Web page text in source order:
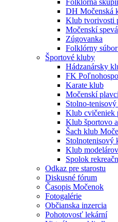
Folklórna
DH Močenská
Klub tvorivosti
Močenskí
Zúgovanka
Folklórny
Športové kluby
Hádzanársky
FK
Karate klub
Močenskí plavci
Stolno-
Klub cvičeniek
Klub športovo
Šach klub
Stolnotenisový
Klub modelárov
Spolok
Odkaz pre starostu
Diskusné fórum
Časopis Močenok
Fotogalérie
Občianska inzercia
Pohotovosť lekární